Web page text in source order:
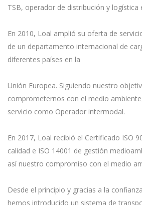
TSB, operador de distribución y logística
En 2010, Loal amplió su oferta de
de un departamento internacional de
diferentes países en la
Unión Europea. Siguiendo nuestro
comprometernos con el medio
servicio como Operador intermodal.
En 2017, Loal recibió el Certificado ISO
calidad e ISO 14001 de gestión
así nuestro compromiso con el medio
Desde el principio y gracias a la
hemos introducido un sistema de